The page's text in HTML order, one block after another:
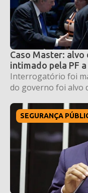
Caso Master: alvo
intimado pela PF
Interrogatório foi
do governo foi alvo
SEGURANÇA